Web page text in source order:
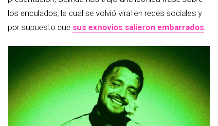
los enculados, la cual se volvió viral en redes sociales y
por supuesto que sus exnovios salieron embarrados.